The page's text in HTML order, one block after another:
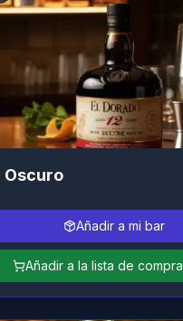
Oscuro
Añadir a mi bar
Añadir a la lista de compra